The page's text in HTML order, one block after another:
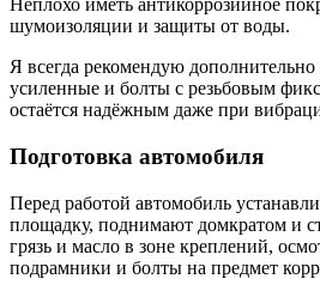
Неплохо иметь антикоррозийное
шумоизоляции и защиты от воды.
Я всегда рекомендую
усиленные и болты с резьбовым
остаётся надёжным даже при
Подготовка автомобиля
Перед работой автомобиль
площадку, поднимают домкратом и
грязь и масло в зоне креплений,
подрамники и болты на предмет